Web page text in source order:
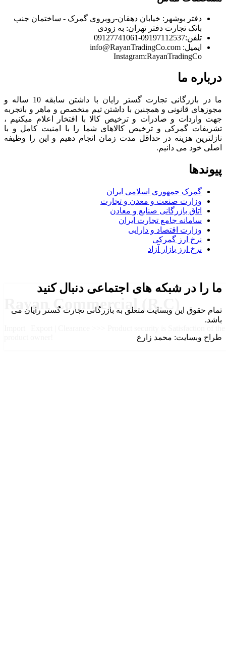
Rayan Commercial (R.C)
دفتر بوشهر: خیابان دهقان-روبروی گمرک - ساختمان جنب
بانک تجارت دفتر تهران: به زودی
تلفن:09197112537-09127741061
ایمیل: info@RayanTradingCo.com
Instagram:RayanTradingCo
درباره ما
ما در بازرگانی تجارت گستر رایان با داشتن سابقه 10 ساله و
مجوزهای قانونی و همچنین با داشتن تیم متخصص و ماهر و باتجربه
جهت واردات و صادرات و ترخیص کالا با افتخار اعلام میکنیم ،
تشریفات گمرکی و ترخیص کالاهای شما را با امنیت کامل و با
نازلترین هزینه در حداقل مدت زمان انجام دهیم و این را وظیفه
اصلی خود می دانیم.
پیوندها
گمرک جمهوری اسلامی ایران
وزارت صنعت و معدن و تجارت
اتاق بازرگانی صنایع و معادن
سامانه جامع تجارت ایران
وزارت اقتصاد و دارایی
نرخ ارز گمرکی
نرخ ارز بازار آزاد
ما را در شبکه های اجتماعی دنبال کنید
تمام حقوق این وبسایت متعلق به بازرگانی تجارت گستر رایان می
باشد.
طراح وبسایت: محمد زارع